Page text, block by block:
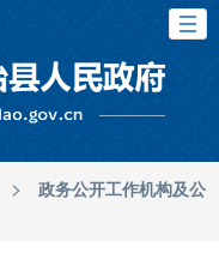
>
政务公开工作机构及公